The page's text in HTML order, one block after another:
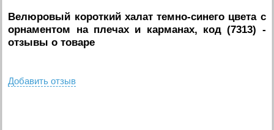
Велюровый короткий халат темно-синего цвета с
орнаментом на плечах и карманах, код (7313) -
отзывы о товаре
Добавить отзыв